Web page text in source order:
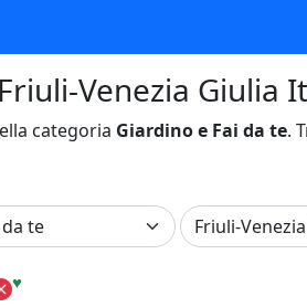
Venezia Giulia
categoria Giardino e Fai da te.
♥